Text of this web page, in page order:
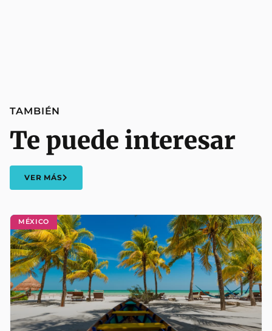
MÉXICO
TAMBIÉN
Te puede interesar
VER MÁS